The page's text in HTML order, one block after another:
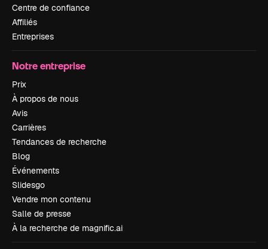
Centre de confiance
Affiliés
Entreprises
Notre entreprise
Prix
À propos de nous
Avis
Carrières
Tendances de recherche
Blog
Événements
Slidesgo
Vendre mon contenu
Salle de presse
À la recherche de magnific.ai